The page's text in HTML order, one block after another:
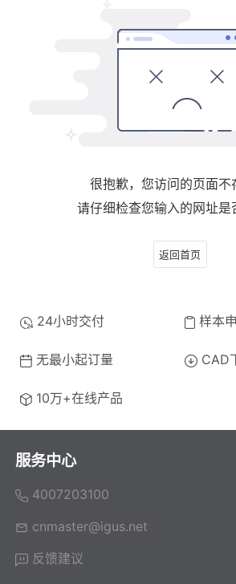
很抱歉，您访问的页面不
请仔细检查您输入的网址是
返回首页
24小时交付 样本
无最小起订量 CAD
10万+在线产品
服务中心
4007203100
cnmaster@igus.net
反馈建议